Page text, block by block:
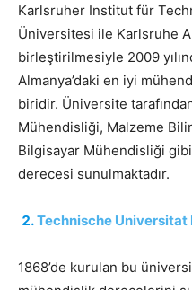
Karlsruher Institut für
Üniversitesi ile Karlsruhe
birleştirilmesiyle 2009
Almanya’daki en iyi
biridir. Üniversite
Mühendisliği, Malzeme
Bilgisayar Mühendisliği
derecesi sunulmaktadır.
Technische Universitat
1868’de kurulan bu